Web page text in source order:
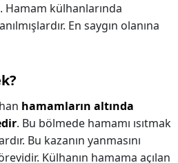
. Hamam külhanlarında
En saygın olanına
hamamların altında
. Bu bölmede hamamı ısıtmak
Bu kazanın yanmasını
Külhanın hamama açılan